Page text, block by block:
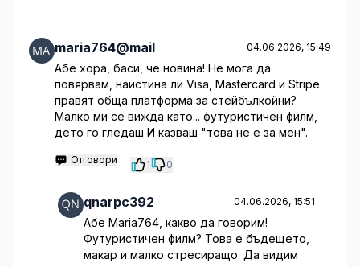
maria764@mail 04.06.2026, 15:49
Абе хора, баси, че новина! Не мога да
повярвам, наистина ли Visa, Mastercard и Stripe
правят обща платформа за стейбълкойни?
Малко ми се вижда като... футуристичен филм,
дето го гледаш И казваш "това не е за мен".
Отговори 1 0
qnarpc392 04.06.2026, 15:51
Абе Maria764, какво да говорим!
Футуристичен филм? Това е бъдещето,
макар и малко стресиращо. Да видим